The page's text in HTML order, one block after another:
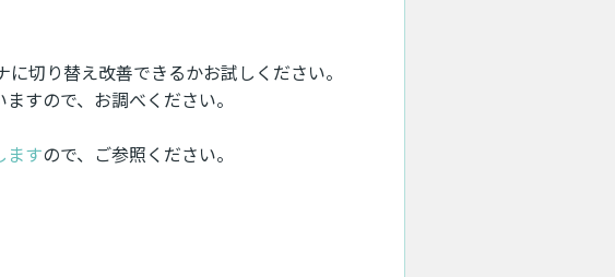
切り替え改善できるかお試しください。
すので、お調べください。
ますので、ご参照ください。